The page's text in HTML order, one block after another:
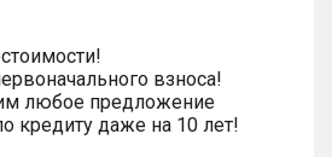
взноса!
любое предложение
кредиту даже на 10 лет!